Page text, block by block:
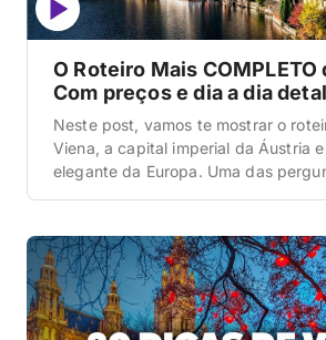
O Roteiro Mais COMPLETO
Com preços e dia a dia
Neste post, vamos te mostrar o
Viena, a capital imperial da Áustria
elegante da Europa. Uma das
gigantescos, museus de classe
infinidade de cafés históricos.
[…]